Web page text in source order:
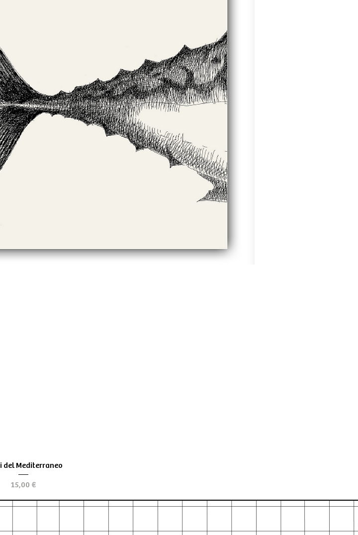
Aperçu rapide
del Mediterraneo
Prix
15,00 €